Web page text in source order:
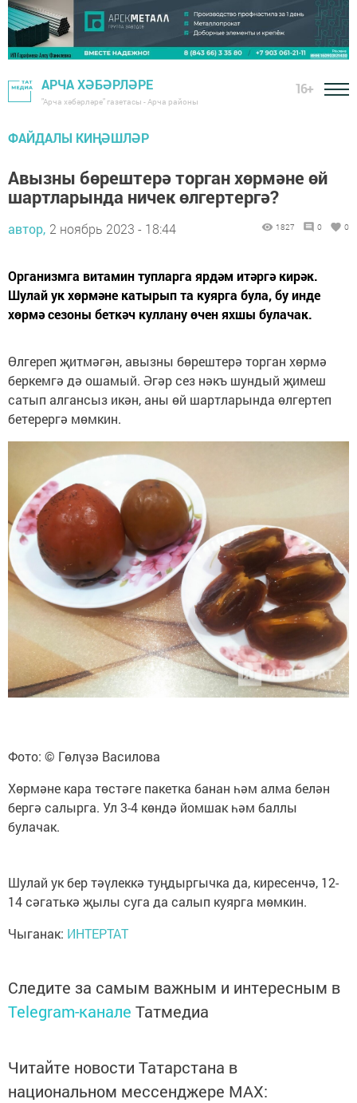
АРЧА ХӘБӘРЛӘРЕ
"Арча хәбәрләре" газетасы - Арча районы
16+
ФАЙДАЛЫ КИҢӘШЛӘР
Авызны бөрештерә торган хөрмәне өй
шартларында ничек өлгертергә?
автор, 2 ноябрь 2023 - 18:44 1827 0 0
Организмга витамин тупларга ярдәм итәргә кирәк.
Шулай ук хөрмәне катырып та куярга була, бу инде
хөрмә сезоны беткәч куллану өчен яхшы булачак.
Өлгереп җитмәгән, авызны бөрештерә торган хөрмә
беркемгә дә ошамый. Әгәр сез нәкъ шундый җимеш
сатып алгансыз икән, аны өй шартларында өлгертеп
бетерергә мөмкин.
Фото: © Гөлүзә Василова
Хөрмәне кара төстәге пакетка банан һәм алма белән
бергә салырга. Ул 3-4 көндә йомшак һәм баллы
булачак.
Шулай ук бер тәүлеккә туңдыргычка да, киресенчә, 12-
14 сәгатькә җылы суга да салып куярга мөмкин.
Чыганак: ИНТЕРТАТ
Следите за самым важным и интересным в
Telegram-канале Татмедиа
Читайте новости Татарстана в
национальном мессенджере MАХ: